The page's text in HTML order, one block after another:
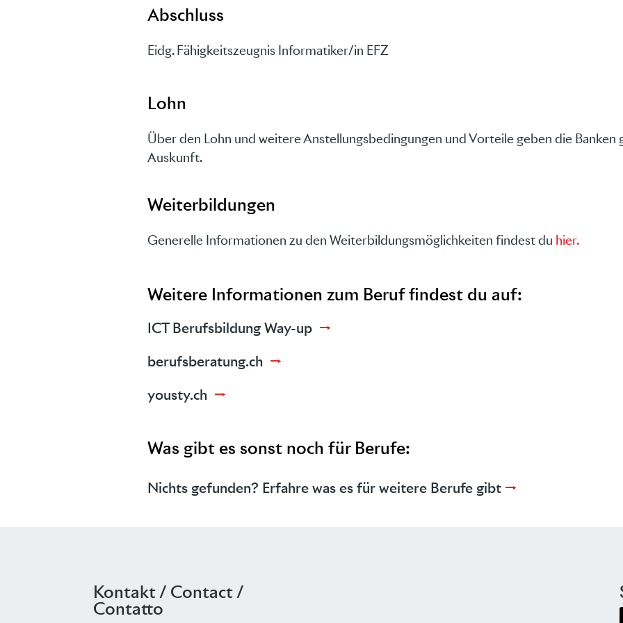
Abschluss
Eidg. Fähigkeitszeugnis Informatiker/in EFZ
Lohn
Über den Lohn und weitere Anstellungsbedingungen und Vorteile geben die Banken
Auskunft.
Weiterbildungen
Generelle Informationen zu den Weiterbildungsmöglichkeiten findest du hier.
Weitere Informationen zum Beruf findest du auf:
ICT Berufsbildung Way-up →
berufsberatung.ch →
yousty.ch →
Was gibt es sonst noch für Berufe:
Nichts gefunden? Erfahre was es für weitere Berufe gibt →
Kontakt / Contact /
Contatto